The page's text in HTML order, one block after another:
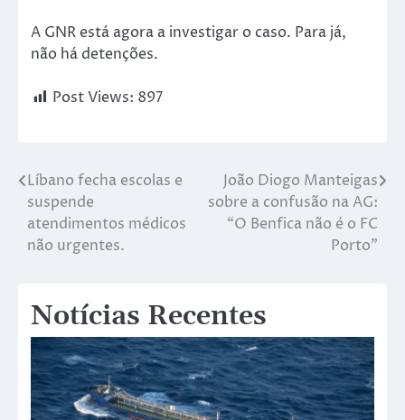
A GNR está agora a investigar o caso. Para já,
não há detenções.
Post Views: 897
Líbano fecha escolas e
suspende
atendimentos médicos
não urgentes.
João Diogo Manteigas
sobre a confusão na AG:
“O Benfica não é o FC
Porto”
Notícias Recentes